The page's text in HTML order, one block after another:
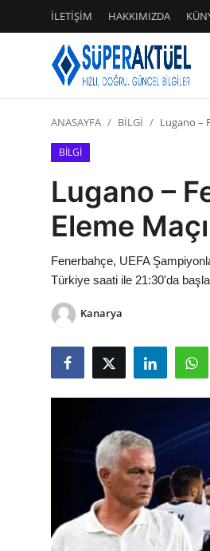
İLETİŞİM HAKKIMIZDA
Giriş
Kayıt Ol
KÜNYE
TEKNOLOJİ
ÖNEMLİ GÜNLER
ANASAYFA BİLGİ Lugano –
BİLGİ
Lugano –
Eleme
Fenerbahçe, UEFA
Türkiye saati ile 21:30'da
Kanarya